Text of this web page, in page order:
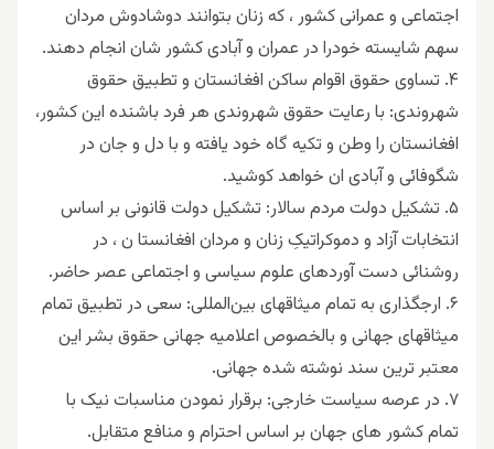
اجتماعی و عمرانی کشور ، که زنان بتوانند دوشادوش مردان
سهم شایسته خودرا در عمران و آبادی کشور شان انجام دهند.
۴. تساوی حقوق اقوام ساکن افغانستان و تطبیق حقوق
شهروندی: با رعایت حقوق شهروندی هر فرد باشنده این کشور،
افغانستان را وطن و تکیه گاه خود یافته و با دل و جان در
شگوفائی و آبادی ان خواهد کوشید.
۵. تشکیل دولت مردم سالار: تشکیل دولت قانونی بر اساس
انتخابات آزاد و دموکراتیکِ زنان و مردان افغانستا ن ، در
روشنائی دست آوردهای علوم سیاسی و اجتماعی عصر حاضر.
۶. ارجگذاری به تمام میثاقهای بین‌المللی: سعی در تطبیق تمام
میثاقهای جهانی و بالخصوص اعلامیه جهانی حقوق بشر این
معتبر ترین سند نوشته شده جهانی.
۷. در عرصه سیاست خارجی: برقرار نمودن مناسبات نیک با
تمام کشور های جهان بر اساس احترام و منافع متقابل.